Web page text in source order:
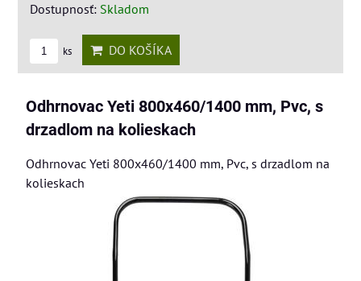
Dostupnosť: Skladom
ks DO KOŠÍKA
Odhrnovac Yeti 800x460/1400 mm, Pvc, s
drzadlom na kolieskach
Odhrnovac Yeti 800x460/1400 mm, Pvc, s drzadlom na
kolieskach